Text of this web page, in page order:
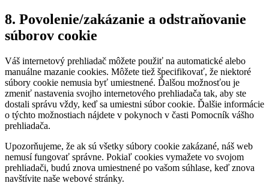
8. Povolenie/zakázanie a odstraňovanie
súborov cookie
Váš internetový prehliadač môžete použiť na automatické alebo
manuálne mazanie cookies. Môžete tiež špecifikovať, že niektoré
súbory cookie nemusia byť umiestnené. Ďalšou možnosťou je
zmeniť nastavenia svojho internetového prehliadača tak, aby ste
dostali správu vždy, keď sa umiestni súbor cookie. Ďalšie informácie
o týchto možnostiach nájdete v pokynoch v časti Pomocník vášho
prehliadača.
Upozorňujeme, že ak sú všetky súbory cookie zakázané, náš web
nemusí fungovať správne. Pokiaľ cookies vymažete vo svojom
prehliadači, budú znova umiestnené po vašom súhlase, keď znova
navštívite naše webové stránky.